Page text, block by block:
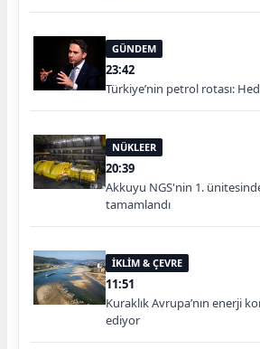
GÜNDEM
23:42
Türkiye’nin petrol rotası:
NÜKLEER
20:39
Akkuyu NGS'nin 1.
tamamlandı
İKLİM & ÇEVRE
11:51
Kuraklık Avrupa’nın enerji
ediyor